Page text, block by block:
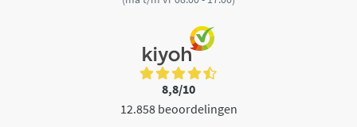
8,8/10
12.858 beoordelingen